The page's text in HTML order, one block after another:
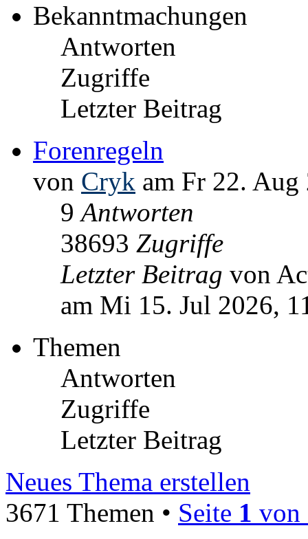
Bekanntmachungen
Antworten
Zugriffe
Letzter Beitrag
Forenregeln
von Cryk am Fr 22.
9Antworten
38693 Zugriffe
Letzter Beitrag von
am Mi 15. Jul 2026,
Themen
Antworten
Zugriffe
Letzter Beitrag
Neues Thema erstellen
3671 Themen • Seite 1 von